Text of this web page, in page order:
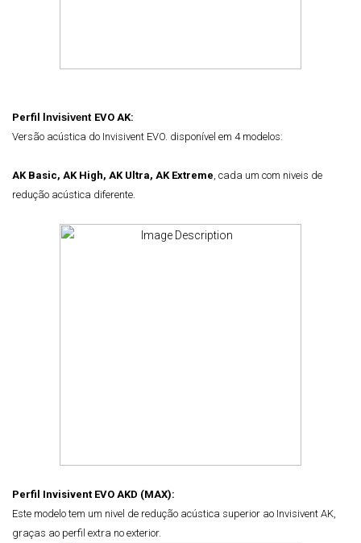
Perfil Invisivent EVO AK:
Versão acústica do Invisivent EVO. disponível em 4 modelos:
AK Basic, AK High, AK Ultra, AK Extreme, cada um com niveis de
redução acústica diferente.
Perfil Invisivent EVO AKD (MAX):
Este modelo tem um nivel de redução acústica superior ao Invisivent AK,
graças ao perfil extra no exterior.